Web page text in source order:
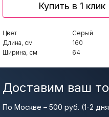
Купить в 1 клик
Цвет
Серый
Длина, см
160
Ширина, см
64
Доставим ваш
По Москве – 500 руб. (1-2